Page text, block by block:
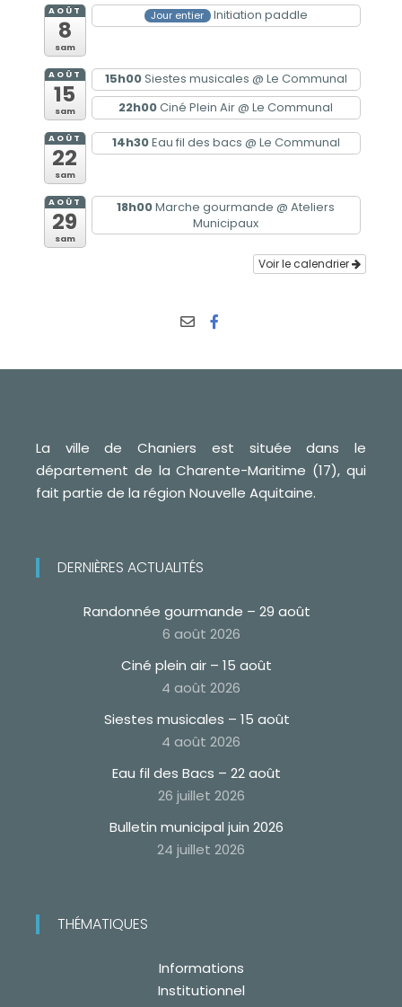
AOÛT
8
sam
Jour entier Initiation paddle
AOÛT
15
sam
15h00Siestes musicales @ Le Communal
22h00Ciné Plein Air @ Le Communal
AOÛT
22
sam
14h30Eau fil des bacs @ Le Communal
AOÛT
29
sam
18h00Marche gourmande @ Ateliers
Municipaux
Voir le calendrier
La ville de Chaniers est située dans le
département de la Charente-Maritime (17), qui
fait partie de la région Nouvelle Aquitaine.
DERNIÈRES ACTUALITÉS
Randonnée gourmande – 29 août
6 août 2026
Ciné plein air – 15 août
4 août 2026
Siestes musicales – 15 août
4 août 2026
Eau fil des Bacs – 22 août
26 juillet 2026
Bulletin municipal juin 2026
24 juillet 2026
THÉMATIQUES
Informations
Institutionnel